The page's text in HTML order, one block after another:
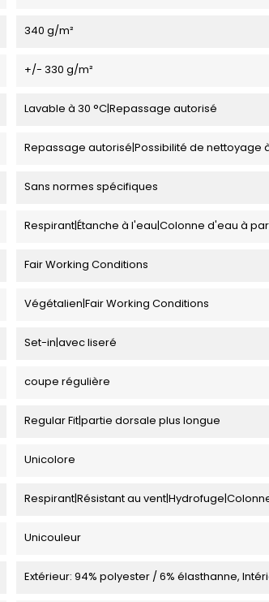
340 g/m²
+/- 330 g/m²
Lavable à 30 °C|Repassage autorisé
Repassage autorisé|Possibilité de nettoyage
Sans normes spécifiques
Respirant|Étanche à l'eau|Colonne d'eau à
Fair Working Conditions
Végétalien|Fair Working Conditions
Set-in|avec liseré
coupe régulière
Regular Fit|partie dorsale plus longue
Unicolore
Respirant|Résistant au
Unicouleur
Extérieur: 94% polyester / 6% élasthanne,